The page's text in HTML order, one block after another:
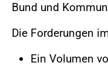
Bund und
Die Forderungen
Ein Volumen